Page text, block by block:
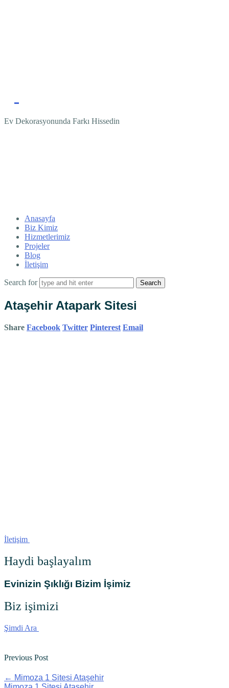
Ev Dekorasyonunda Farkı Hissedin
Anasayfa
Biz Kimiz
Hizmetlerimiz
Projeler
Blog
İletişim
Search for
Ataşehir Atapark Sitesi
Share Facebook Twitter Pinterest Email
İletişim
Haydi başlayalım
Evinizin Şıklığı Bizim İşimiz
Biz işimizi
Şimdi Ara
Previous Post
← Mimoza 1 Sitesi Ataşehir